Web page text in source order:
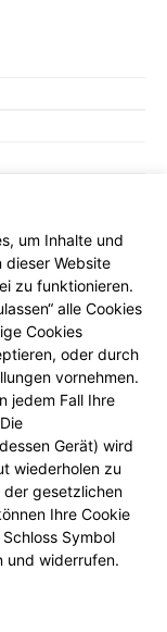
um Inhalte und
dieser Website
zu funktionieren.
alle Cookies
Cookies
oder durch
vornehmen.
jedem Fall Ihre
Gerät) wird
wiederholen zu
der gesetzlichen
Ihre Cookie
Symbol
und widerrufen.